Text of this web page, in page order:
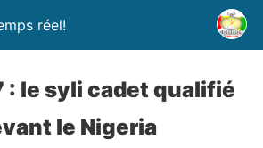
réel!
: le syli cadet qualifié
le Nigeria